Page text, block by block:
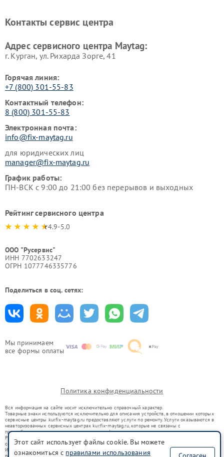
Мы принимаем
все формы оплаты
Контакты сервис центра
Адрес сервисного центра Maytag:
г. Курган, ул. Рихарда Зорге, 41
Горячая линия:
+7 (800) 301-55-83
Контактный телефон:
8 (800) 301-55-83
Электронная почта:
info@fix-maytag.ru
для юридических лиц
manager@fix-maytag.ru
График работы:
ПН-ВСК с 9:00 до 21:00 без перерывов и выходных
Рейтинг сервисного центра
4.9-5.0
ООО "Русервис"
ИНН 7702633247
ОГРН 1077746335776
Поделиться в соц. сетях:
Политика конфиденциальности
Вся информация на сайте носит исключительно справочный характер.
Товарные знаки используются исключительно для описания устройств, в отношении которых
сервисные центры kur.fix-maytag.ru предоставляют услуги по ремонту. Услуги оказываются в
неавторизованных сервисных центрах kur.fix-maytag.ru, которые не связаны с
правообладателями товарных знаков или их официальными представителями.
Ремонт осуществляется для устройств, уже введенных в гражданский оборот в соответствии
со статьей 1487 ГК РФ.
Использование товарных знаков не преследует цели индивидуализации услуг или введения
Этот сайт использует файлы cookie. Вы можете
ознакомиться с правилами использования